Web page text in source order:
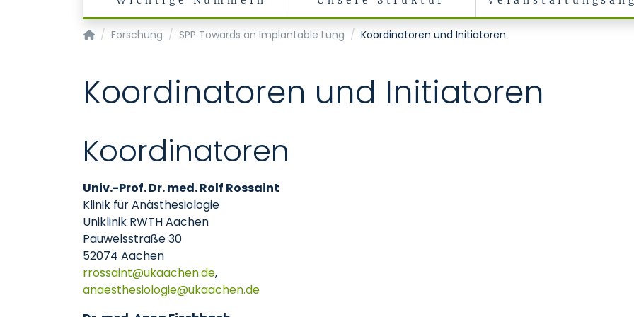
Klinik für Anästhesiologie
Forschung SPP Towards an Implantable Lung Koordinatoren und Initiatoren
Koordinatoren und Initiatoren
Koordinatoren
Univ.-Prof. Dr. med. Rolf Rossaint
Klinik für Anästhesiologie
Uniklinik RWTH Aachen
Pauwelsstraße 30
52074 Aachen
rrossaint
ukaachende,
anaesthesiologie
ukaachende